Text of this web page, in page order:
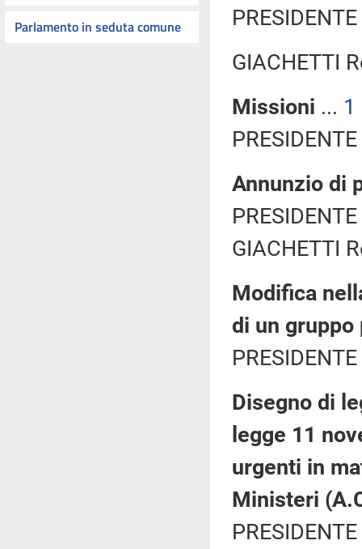
Parlamento in seduta comune
GIACHETTI
Missioni ... 1
Annunzio di
GIACHETTI
Modifica
di un gruppo
Disegno di
legge 11
urgenti in
Ministeri